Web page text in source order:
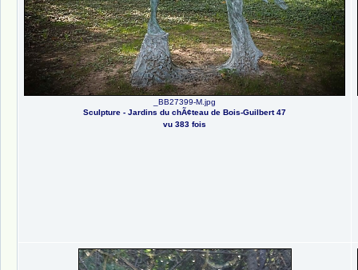
_BB27399-M.jpg
Sculpture - Jardins du chÃ¢teau de Bois-Guilbert 47
vu 383 fois